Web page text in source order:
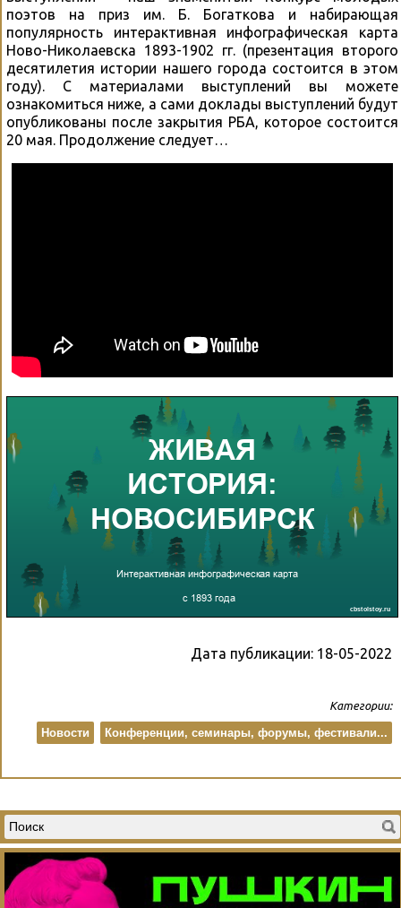
поэтов на приз им. Б. Богаткова и набирающая
популярность интерактивная инфографическая карта
Ново-Николаевска 1893-1902 гг. (презентация второго
десятилетия истории нашего города состоится в этом
году). С материалами выступлений вы можете
ознакомиться ниже, а сами доклады выступлений будут
опубликованы после закрытия РБА, которое состоится
20 мая. Продолжение следует…
Дата публикации: 18-05-2022
Категории:
Конференции, семинары, форумы, фестивали...
Новости